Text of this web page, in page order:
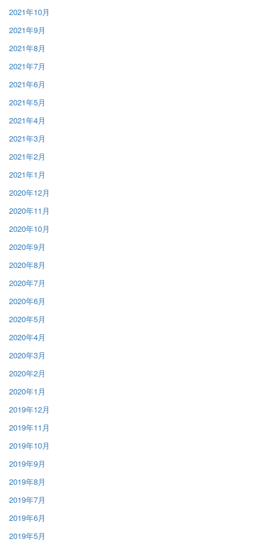
2021年10月
2021年9月
2021年8月
2021年7月
2021年6月
2021年5月
2021年4月
2021年3月
2021年2月
2021年1月
2020年12月
2020年11月
2020年10月
2020年9月
2020年8月
2020年7月
2020年6月
2020年5月
2020年4月
2020年3月
2020年2月
2020年1月
2019年12月
2019年11月
2019年10月
2019年9月
2019年8月
2019年7月
2019年6月
2019年5月